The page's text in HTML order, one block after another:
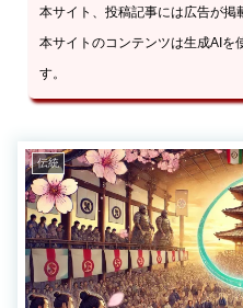
本サイト、投稿記事には広告が掲
本サイトのコンテンツは生成AIを
す。
伝統